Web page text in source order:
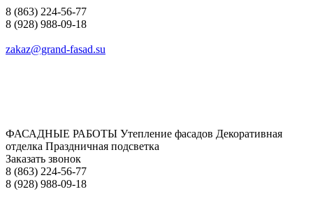
8 (863) 224-56-77
8 (928) 988-09-18
zakaz@grand-fasad.su
ФАСАДНЫЕ РАБОТЫ Утепление фасадов Декоративная
отделка Праздничная подсветка
Заказать звонок
8 (863) 224-56-77
8 (928) 988-09-18